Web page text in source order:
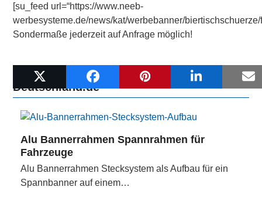
[su_feed url=“https://www.neeb-
werbesysteme.de/news/kat/werbebanner/biertischschuerze/
Sondermaße jederzeit auf Anfrage möglich!
Weitere Beiträge auf Werbebanner-
Deutschland.de
Alu Bannerrahmen Spannrahmen für
Fahrzeuge
Alu Bannerrahmen Stecksystem als Aufbau für ein
Spannbanner auf einem…